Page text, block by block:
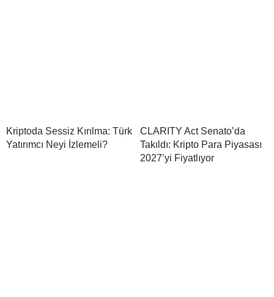
Kriptoda Sessiz Kırılma: Türk
Yatırımcı Neyi İzlemeli?
CLARITY Act Senato’da
Takıldı: Kripto Para Piyasası
2027’yi Fiyatlıyor